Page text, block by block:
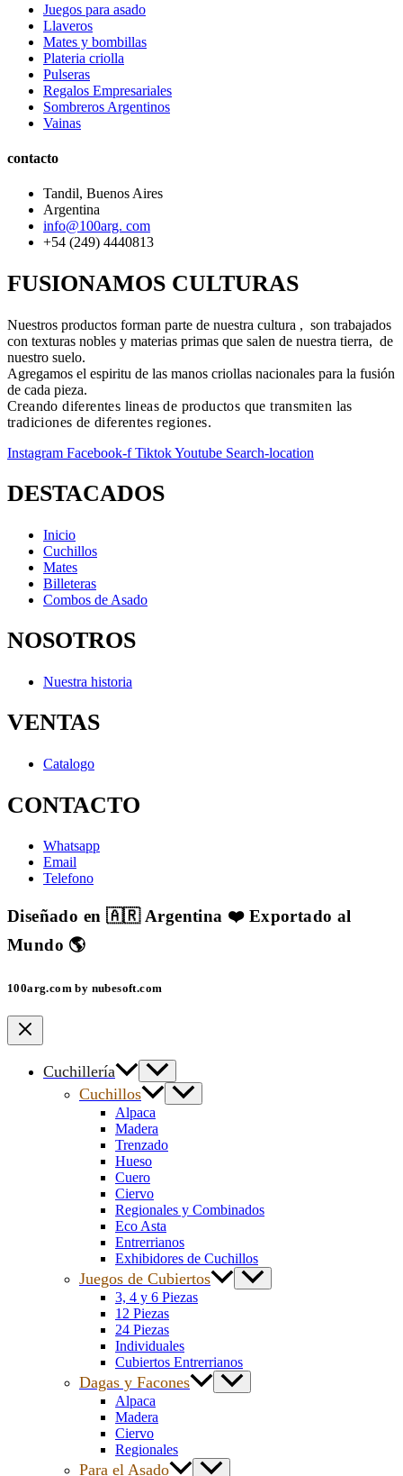
Juegos para asado
Llaveros
Mates y bombillas
Plateria criolla
Pulseras
Regalos Empresariales
Sombreros Argentinos
Vainas
contacto
Tandil, Buenos Aires
Argentina
info@100arg. com
+54 (249) 4440813
FUSIONAMOS CULTURAS
Nuestros productos forman parte de nuestra cultura , son trabajados
con texturas nobles y materias primas que salen de nuestra tierra, de
nuestro suelo.
Agregamos el espiritu de las manos criollas nacionales para la fusión
de cada pieza.
Creando diferentes lineas de productos que transmiten las
tradiciones de diferentes regiones.
Instagram Facebook-f TiktokYoutube Search-location
DESTACADOS
Inicio
Cuchillos
Mates
Billeteras
Combos de Asado
NOSOTROS
Nuestra historia
VENTAS
Catalogo
CONTACTO
Whatsapp
Email
Telefono
Diseñado en 🇦🇷 Argentina ❤️ Exportado al
Mundo 🌎
100arg.com by nubesoft.com
Cuchillería
Cuchillos
Alpaca
Madera
Trenzado
Hueso
Cuero
Ciervo
Regionales y Combinados
Eco Asta
Entrerrianos
Exhibidores de Cuchillos
Juegos de Cubiertos
3, 4 y 6 Piezas
12 Piezas
24 Piezas
Individuales
Cubiertos Entrerrianos
Dagas y Facones
Alpaca
Madera
Ciervo
Regionales
Para el Asado